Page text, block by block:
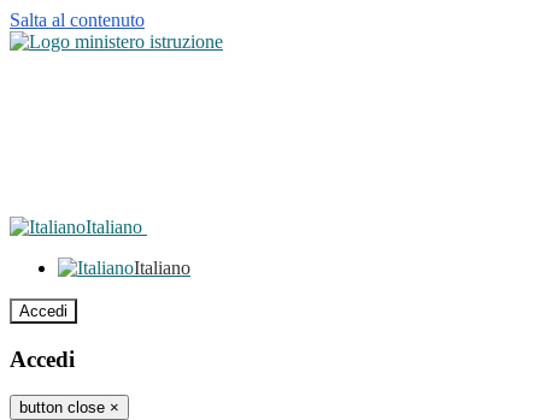
Salta al contenuto
Italiano
Italiano
Accedi
Accedi
button close ×